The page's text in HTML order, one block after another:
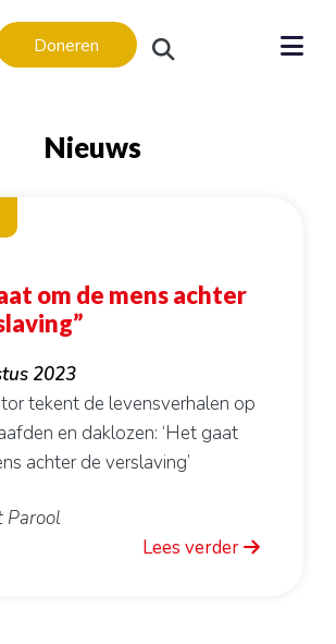
Doneren
Nieuws
om de mens achter
2023
tekent de levensverhalen op
en daklozen: ‘Het gaat
achter de verslaving’
Parool
Lees verder